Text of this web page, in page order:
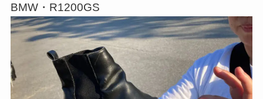
BMW・R1200GS